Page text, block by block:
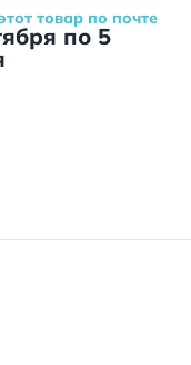
товар по почте
по 5